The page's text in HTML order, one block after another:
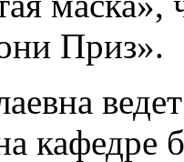
Приз».
кафедре